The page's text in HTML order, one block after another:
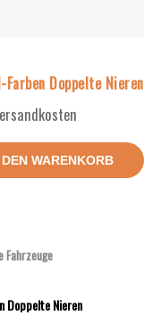
Doppelte Nieren
DEN WARENKORB
Fahrzeuge
Doppelte Nieren